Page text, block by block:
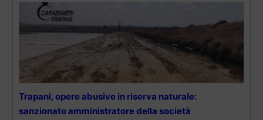
Trapani, opere abusive in riserva naturale:
sanzionato amministratore della società